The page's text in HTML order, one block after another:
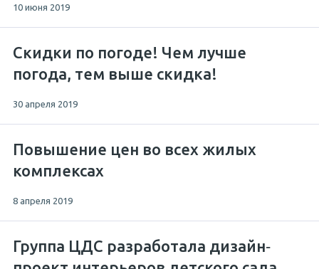
10 июня 2019
Скидки по погоде! Чем лучше
погода, тем выше скидка!
30 апреля 2019
Повышение цен во всех жилых
комплексах
8 апреля 2019
Группа ЦДС разработала дизайн‐